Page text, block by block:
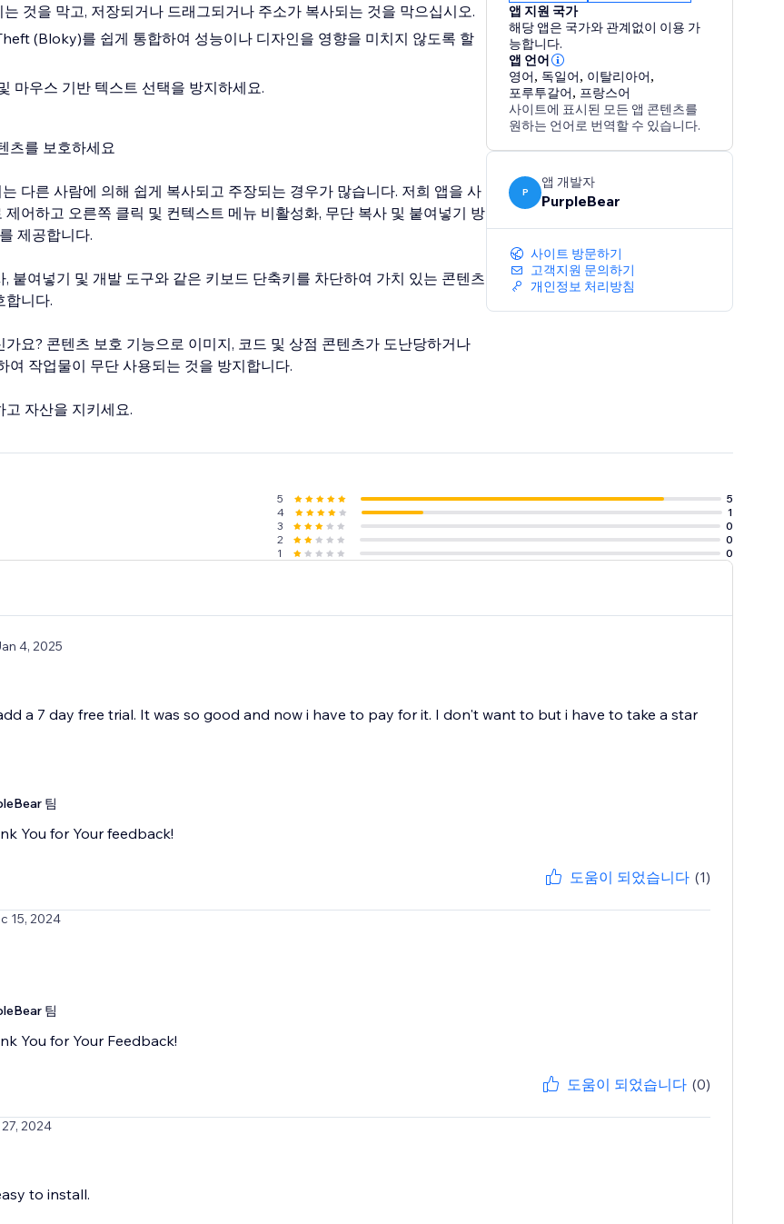
것을 막고, 저장되거나 드래그되거나 주소가 복사되는 것을 막으십시오.
(Bloky)를 쉽게 통합하여 성능이나 디자인을 영향을 미치지 않도록 할
마우스 기반 텍스트 선택을 방지하세요.
츠를 보호하세요
다른 사람에 의해 쉽게 복사되고 주장되는 경우가 많습니다. 저희 앱을 사
어하고 오른쪽 클릭 및 컨텍스트 메뉴 비활성화, 무단 복사 및 붙여넣기 방
제공합니다.
붙여넣기 및 개발 도구와 같은 키보드 단축키를 차단하여 가치 있는 콘텐츠
합니다.
요? 콘텐츠 보호 기능으로 이미지, 코드 및 상점 콘텐츠가 도난당하거나
여 작업물이 무단 사용되는 것을 방지합니다.
자산을 지키세요.
앱 지원 국가
해당 앱은 국가와 관계없이 이용 가
능합니다.
앱 언어
영어, 독일어, 이탈리아어,
포루투갈어, 프랑스어
사이트에 표시된 모든 앱 콘텐츠를
원하는 언어로 번역할 수 있습니다.
P
앱 개발자
PurpleBear
사이트 방문하기
고객지원 문의하기
개인정보 처리방침
5
5
4
1
3
0
2
0
1
0
4, 2025
a 7 day free trial. It was so good and now i have to pay for it. I don't want to but i have to take a star
팀
You for Your feedback!
도움이 되었습니다 (1)
15, 2024
팀
You for Your Feedback!
도움이 되었습니다 (0)
2024
to install.